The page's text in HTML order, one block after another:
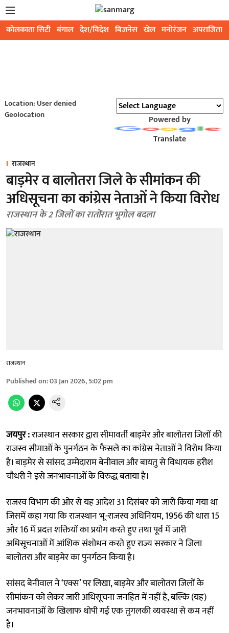
कोलकाता सिटी बंगाल देश/विदेश बिजनेस खेल मनोरंजन अपराजिता
Location: User denied
Geolocation
Powered by
Translate
राजस्थान
बाड़मेर व बालोतरा जिले के सीमांकन की
अधिसूचना का कांग्रेस नेताओं ने किया विरोध
राजस्थान के 2 जिलों का रातोंरात भूगोल बदला
राजस्थान
Published on:03 Jan 2026, 5:02 pm
जयपुर :राजस्थान सरकार द्वारा सीमावर्ती बाड़मेर और बालोतरा जिलों की
राजस्व सीमाओं के पुनर्गठन के फैसले का कांग्रेस नेताओं ने विरोध किया
है। बाड़मेर से सांसद उम्मेदाराम बेनीवाल और बायतु से विधायक हरीश
चौधरी ने इसे जनभावनाओं के विरुद्ध बताया है।
राजस्व विभाग की ओर से यह आदेश 31 दिसंबर को जारी किया गया था
जिसमें कहा गया कि राजस्थान भू-राजस्व अधिनियम, 1956 की धारा 15
और 16 में प्रदत्त शक्तियों का प्रयोग करते हुए तथा पूर्व में जारी
अधिसूचनाओं में आंशिक संशोधन करते हुए राज्य सरकार ने जिला
बालोतरा और बाड़मेर का पुनर्गठन किया है।
सांसद बेनीवाल ने ‘एक्स’ पर लिखा, बाड़मेर और बालोतरा जिलों के
सीमांकन को लेकर जारी अधिसूचना जनहित में नहीं है, बल्कि (यह)
जनभावनाओं के खिलाफ थोपी गई एक तुगलकी व्यवस्था से कम नहीं
है।